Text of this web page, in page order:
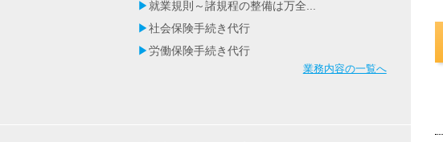
就業規則～諸規程の整備は万全...
社会保険手続き代行
労働保険手続き代行
業務内容の一覧へ